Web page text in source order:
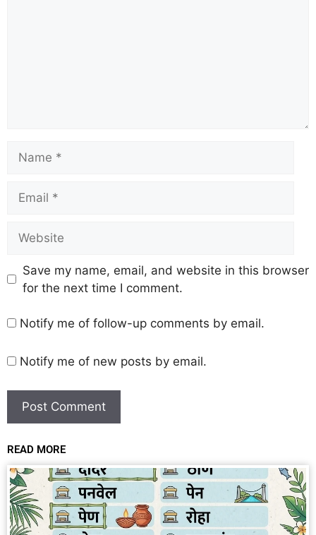
Save my name, email, and website in this browser
for the next time I comment.
Notify me of follow-up comments by email.
Notify me of new posts by email.
READ MORE